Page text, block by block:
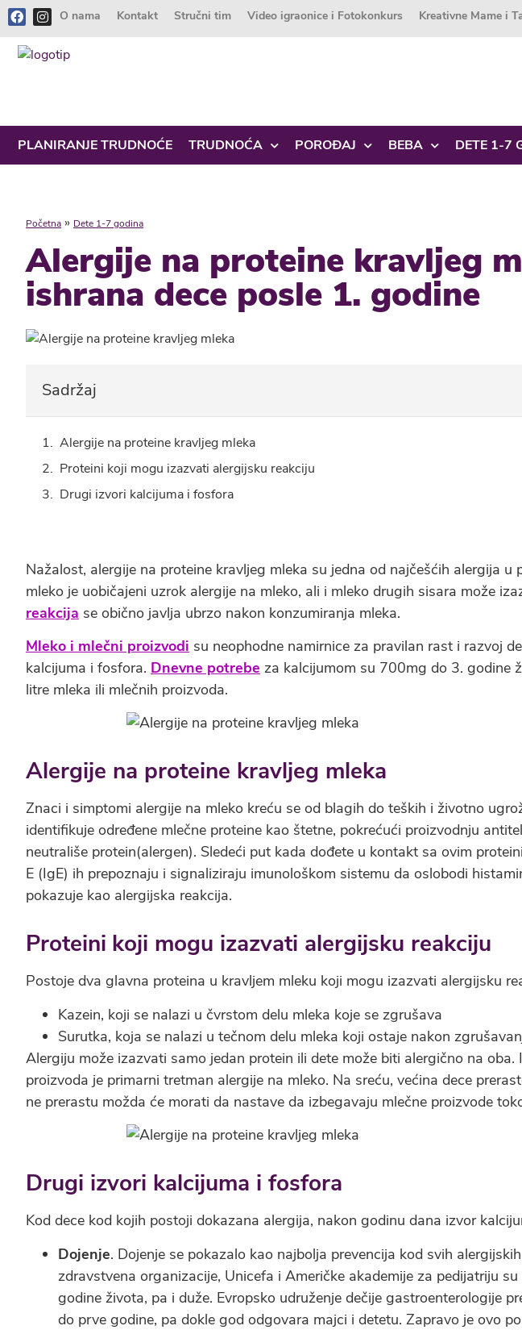
O nama Kontakt Stručni tim Video igraonice i Fotokonkurs Kreativne Mame i
PLANIRANJE TRUDNOĆE TRUDNOĆA POROĐAJ BEBA DETE 1-7
Početna » Dete 1-7 godina
Alergije na proteine kravljeg
ishrana dece posle 1. godine
Sadržaj
Alergije na proteine kravljeg mleka
Proteini koji mogu izazvati alergijsku reakciju
Drugi izvori kalcijuma i fosfora
Nažalost, alergije na proteine kravljeg mleka su jedna od najčešćih alergija u
mleko je uobičajeni uzrok alergije na mleko, ali i mleko drugih sisara može
reakcija se obično javlja ubrzo nakon konzumiranja mleka.
Mleko i mlečni proizvodi su neophodne namirnice za pravilan rast i razvoj
kalcijuma i fosfora. Dnevne potrebe za kalcijumom su 700mg do 3. godine
litre mleka ili mlečnih proizvoda.
Alergije na proteine kravljeg mleka
Znaci i simptomi alergije na mleko kreću se od blagih do teških i životno
identifikuje određene mlečne proteine kao štetne, pokrećući proizvodnju
neutrališe protein(alergen). Sledeći put kada dođete u kontakt sa ovim
E (IgE) ih prepoznaju i signaliziraju imunološkom sistemu da oslobodi
pokazuje kao alergijska reakcija.
Proteini koji mogu izazvati alergijsku reakciju
Postoje dva glavna proteina u kravljem mleku koji mogu izazvati alergijsku
Kazein, koji se nalazi u čvrstom delu mleka koje se zgrušava
Surutka, koja se nalazi u tečnom delu mleka koji ostaje nakon
Alergiju može izazvati samo jedan protein ili dete može biti alergično na oba.
proizvoda je primarni tretman alergije na mleko. Na sreću, većina dece
ne prerastu možda će morati da nastave da izbegavaju mlečne proizvode
Drugi izvori kalcijuma i fosfora
Kod dece kod kojih postoji dokazana alergija, nakon godinu dana izvor
Dojenje. Dojenje se pokazalo kao najbolja prevencija kod svih
zdravstvena organizacije, Unicefa i Američke akademije za pedijatriju
godine života, pa i duže. Evropsko udruženje dečije gastroenterologije
do prve godine, pa dokle god odgovara majci i detetu. Zapravo je ovo